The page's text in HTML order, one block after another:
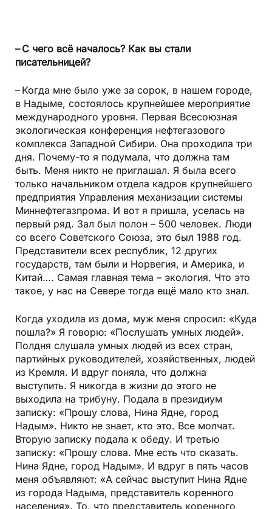
– С чего всё началось? Как вы стали
писательницей?
– Когда мне было уже за сорок, в нашем городе,
в Надыме, состоялось крупнейшее мероприятие
международного уровня. Первая Всесоюзная
экологическая конференция нефтегазового
комплекса Западной Сибири. Она проходила три
дня. Почему-то я подумала, что должна там
быть. Меня никто не приглашал. Я была всего
только начальником отдела кадров крупнейшего
предприятия Управления механизации системы
Миннефтегазпрома. И вот я пришла, уселась на
первый ряд. Зал был полон – 500 человек. Люди
со всего Советского Союза, это был 1988 год.
Представители всех республик, 12 других
государств, там были и Норвегия, и Америка, и
Китай…. Самая главная тема – экология. Что это
такое, у нас на Севере тогда ещё мало кто знал.
Когда уходила из дома, муж меня спросил: «Куда
пошла?» Я говорю: «Послушать умных людей».
Полдня слушала умных людей из всех стран,
партийных руководителей, хозяйственных, людей
из Кремля. И вдруг поняла, что должна
выступить. Я никогда в жизни до этого не
выходила на трибуну. Подала в президиум
записку: «Прошу слова, Нина Ядне, город
Надым». Никто не знает, кто это. Все молчат.
Вторую записку подала к обеду. И третью
записку: «Прошу слова. Мне есть что сказать.
Нина Ядне, город Надым». И вдруг в пять часов
меня объявляют: «А сейчас выступит Нина Ядне
из города Надыма, представитель коренного
населения». То, что представитель коренного